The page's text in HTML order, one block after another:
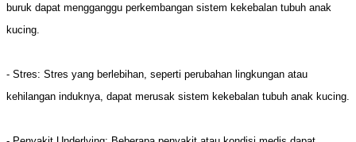
buruk dapat mengganggu perkembangan sistem kekebalan tubuh anak
kucing.
- Stres: Stres yang berlebihan, seperti perubahan lingkungan atau
kehilangan induknya, dapat merusak sistem kekebalan tubuh anak kucing.